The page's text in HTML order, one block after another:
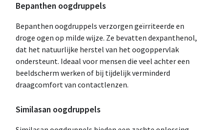
Bepanthen oogdruppels
Bepanthen oogdruppels verzorgen geïrriteerde en
droge ogen op milde wijze. Ze bevatten dexpanthenol,
dat het natuurlijke herstel van het oogoppervlak
ondersteunt. Ideaal voor mensen die veel achter een
beeldscherm werken of bij tijdelijk verminderd
draagcomfort van contactlenzen.
Similasan oogdruppels